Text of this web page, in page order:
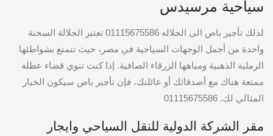
سياحية مرسيدس
لذلك تأجير باص الى الجلاله 01115675586 تعتبر الجلالة السخنة
واحدة من أجمل الوجهات السياحية في مصر، حيث تتمتع بشواطئها
الرملية الذهبية ومياهها الزرقاء الصافية. إذا كنت تنوي قضاء عطلة
ممتعة هناك مع أصدقائك أو عائلتك، فإن تأجير باص سيكون الخيار
المثالي لك. 01115675586
مقر الشركة الدولية للنقل السياحي وايجار